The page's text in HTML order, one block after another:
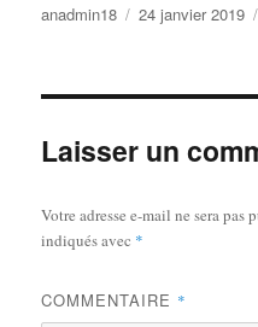
Auteur
anadmin18
Publié
24 janvier 2019
Laisser un
Votre adresse e-mail ne sera pas
indiqués avec *
COMMENTAIRE *